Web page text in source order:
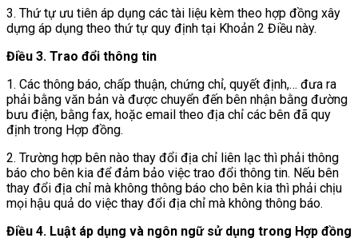
3. Thứ tự ưu tiên áp dụng các tài liệu kèm theo hợp đồng xây
dựng áp dụng theo thứ tự quy định tại Khoản 2 Điều này.
Điều 3. Trao đổi thông tin
1. Các thông báo, chấp thuận, chứng chỉ, quyết định,… đưa ra
phải bằng văn bản và được chuyển đến bên nhận bằng đường
bưu điện, bằng fax, hoặc email theo địa chỉ các bên đã quy
định trong Hợp đồng.
2. Trường hợp bên nào thay đổi địa chỉ liên lạc thì phải thông
báo cho bên kia để đảm bảo việc trao đổi thông tin. Nếu bên
thay đổi địa chỉ mà không thông báo cho bên kia thì phải chịu
mọi hậu quả do việc thay đổi địa chỉ mà không thông báo.
Điều 4. Luật áp dụng và ngôn ngữ sử dụng trong Hợp đồng